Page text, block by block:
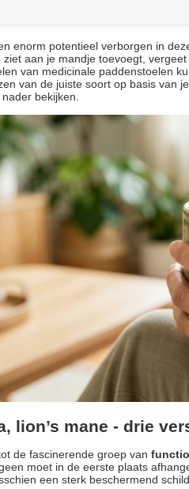
enorm potentieel verborgen in
aan je mandje toevoegt,
van medicinale paddenstoelen
van de juiste soort op basis van
bekijken.
lion’s mane - drie
de fascinerende groep van
moet in de eerste plaats
een sterk beschermend